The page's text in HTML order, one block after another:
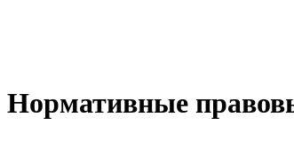
Нормативные